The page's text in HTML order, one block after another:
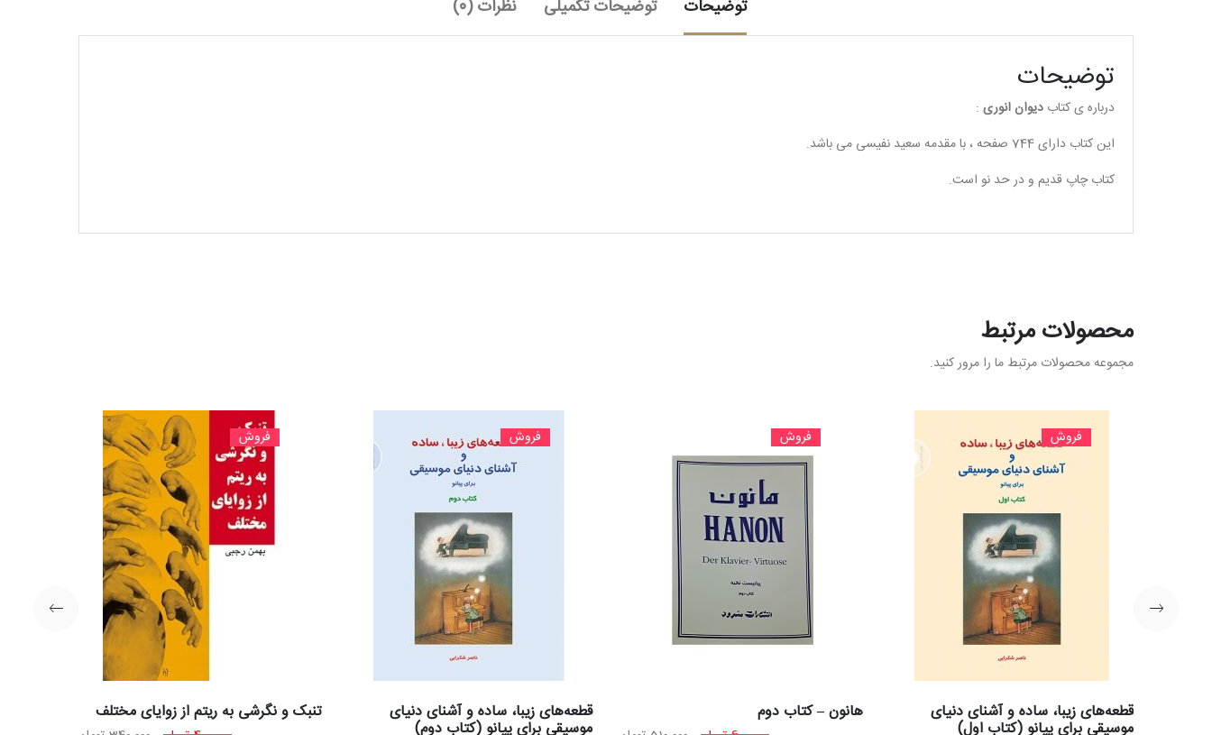
توضیحات توضیحات تکمیلی نظرات (0)
توضیحات
درباره ی کتاب دیوان انوری :
این کتاب دارای 744 صفحه ، با مقدمه سعید نفیسی می باشد.
کتاب چاپ قدیم و در حد نو است.
محصولات مرتبط
مجموعه محصولات مرتبط ما را مرور کنید.
فروش
قطعه‌های زیبا، ساده و آشنای دنیای
موسیقی برای پیانو (کتاب اول)
فروش
هانون – کتاب دوم
فروش
قطعه‌های زیبا، ساده و آشنای دنیای
موسیقی برای پیانو (کتاب دوم)
فروش
تنبک و نگرشی به ریتم از زوایای مختلف